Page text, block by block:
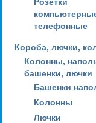
телефонные
Короба, лючки,
Колонны,
башенки, лючки
Башенки
Колонны
Лючки